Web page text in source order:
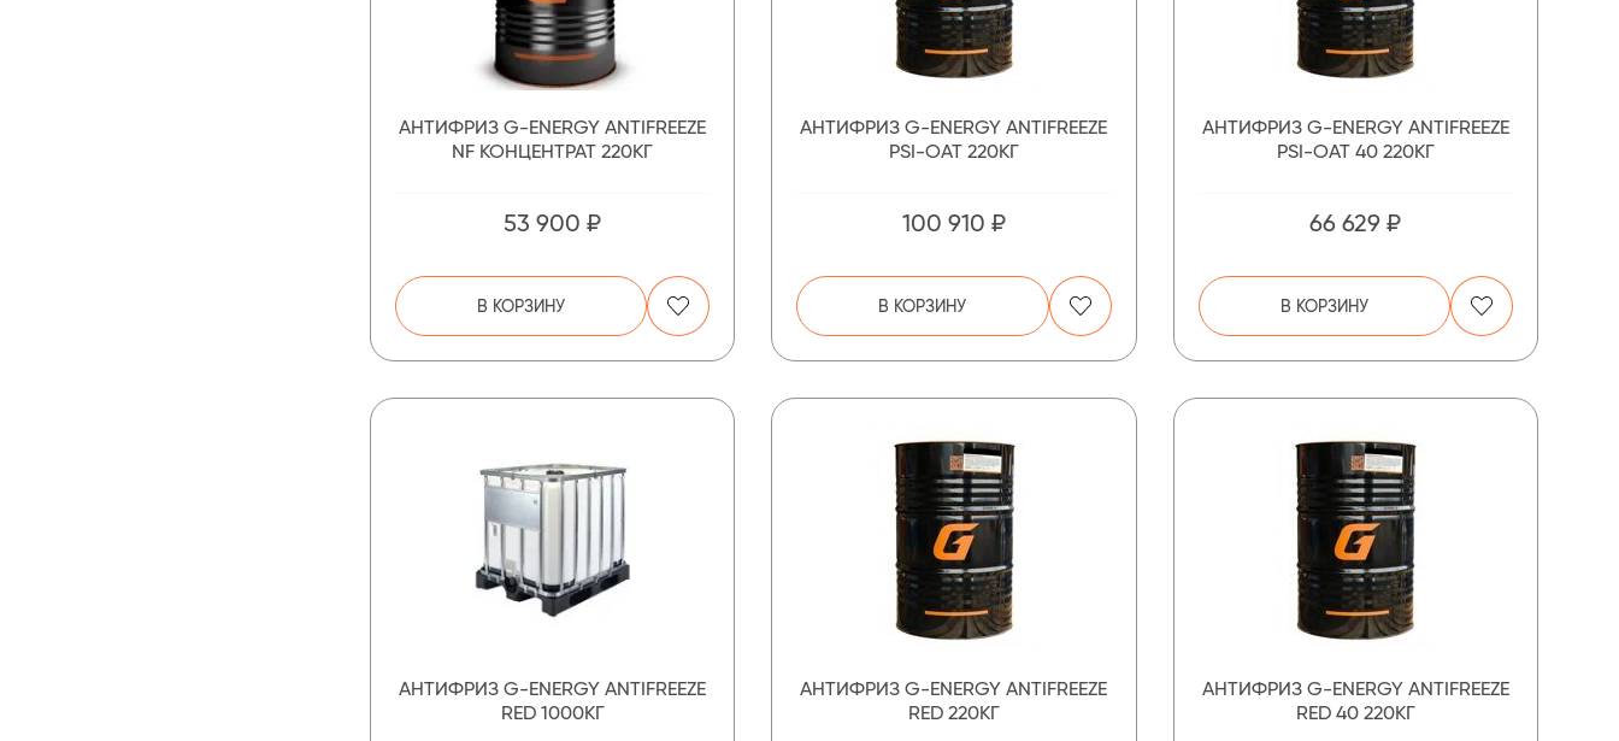
АНТИФРИЗ G-ENERGY ANTIFREEZE
NF КОНЦЕНТРАТ 220КГ
53 900 ₽
В КОРЗИНУ
АНТИФРИЗ G-ENERGY ANTIFREEZE
PSI-OAT 220КГ
100 910 ₽
В КОРЗИНУ
АНТИФРИЗ G-ENERGY ANTIFREEZE
PSI-OAT 40 220КГ
66 629 ₽
В КОРЗИНУ
АНТИФРИЗ G-ENERGY ANTIFREEZE
RED 1000КГ
АНТИФРИЗ G-ENERGY ANTIFREEZE
RED 220КГ
АНТИФРИЗ G-ENERGY ANTIFREEZE
RED 40 220КГ